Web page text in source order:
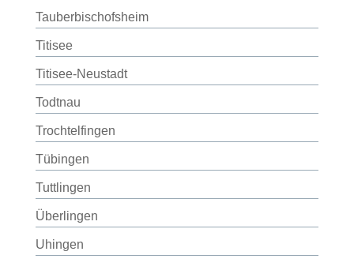
Tauberbischofsheim
Titisee
Titisee-Neustadt
Todtnau
Trochtelfingen
Tübingen
Tuttlingen
Überlingen
Uhingen